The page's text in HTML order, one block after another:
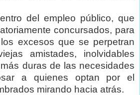
del empleo público, que
concursados, para
excesos que se perpetran
amistades, inolvidables
duras de las necesidades
a quienes optan por el
mirando hacia atrás.